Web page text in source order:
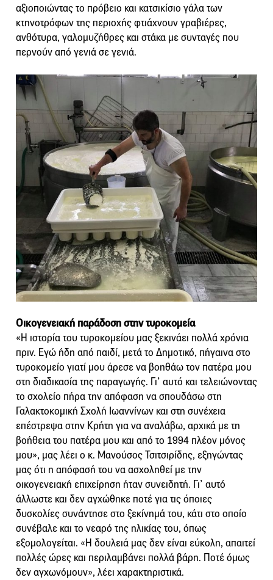
αξιοποιώντας το πρόβειο και κατσικίσιο γάλα των
κτηνοτρόφων της περιοχής φτιάχνουν γραβιέρες,
ανθότυρα, γαλομυζήθρες και στάκα με συνταγές που
περνούν από γενιά σε γενιά.
Οικογενειακή παράδοση στην τυροκομεία
«Η ιστορία του τυροκομείου μας ξεκινάει πολλά χρόνια
πριν. Εγώ ήδη από παιδί, μετά το Δημοτικό, πήγαινα στο
τυροκομείο γιατί μου άρεσε να βοηθάω τον πατέρα μου
στη διαδικασία της παραγωγής. Γι’ αυτό και τελειώνοντας
το σχολείο πήρα την απόφαση να σπουδάσω στη
Γαλακτοκομική Σχολή Ιωαννίνων και στη συνέχεια
επέστρεψα στην Κρήτη για να αναλάβω, αρχικά με τη
βοήθεια του πατέρα μου και από το 1994 πλέον μόνος
μου», μας λέει ο κ. Μανούσος Τσιτσιρίδης, εξηγώντας
μας ότι η απόφασή του να ασχοληθεί με την
οικογενειακή επιχείρηση ήταν συνειδητή. Γι’ αυτό
άλλωστε και δεν αγχώθηκε ποτέ για τις όποιες
δυσκολίες συνάντησε στο ξεκίνημά του, κάτι στο οποίο
συνέβαλε και το νεαρό της ηλικίας του, όπως
εξομολογείται. «Η δουλειά μας δεν είναι εύκολη, απαιτεί
πολλές ώρες και περιλαμβάνει πολλά βάρη. Ποτέ όμως
δεν αγχωνόμουν», λέει χαρακτηριστικά.